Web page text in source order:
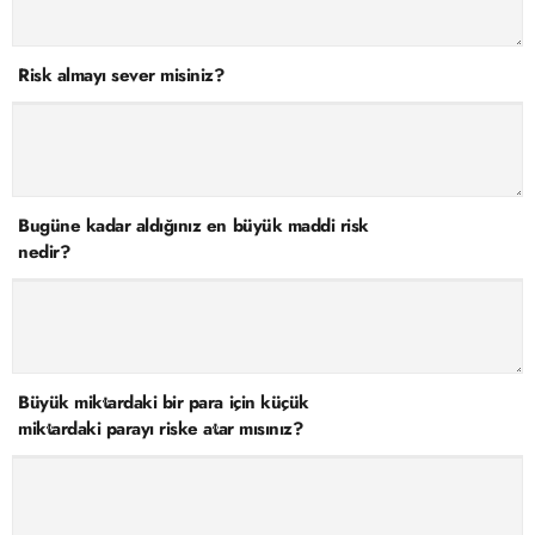
almak için lütfentıklayınız
Risk almayı sever misiniz?
Bugüne kadar aldığınız en büyük maddi risk
nedir?
Büyük miktardaki bir para için küçük
miktardaki parayı riske atar mısınız?